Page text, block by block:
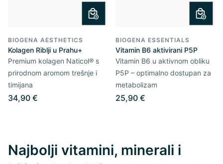
BIOGENA AESTHETICS
Kolagen Riblji u Prahu+
Premium kolagen Naticol® s
prirodnom aromom trešnje i
timijana
34,90 €
BIOGENA ESSENTIALS
Vitamin B6 aktivirani P5P
Vitamin B6 u aktivnom obliku
P5P – optimalno dostupan za
metabolizam
25,90 €
Najbolji vitamini, minerali i